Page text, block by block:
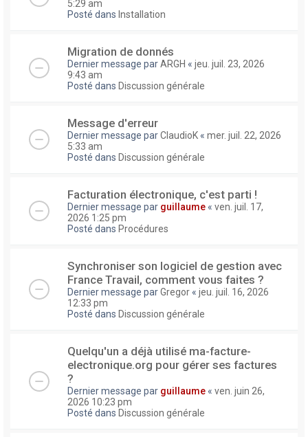
5:29 am
Posté dans Installation
Migration de donnés
Dernier message parARGH « jeu. juil. 23, 2026
9:43 am
Posté dans Discussion générale
Message d'erreur
Dernier message parClaudioK « mer. juil. 22, 2026
5:33 am
Posté dans Discussion générale
Facturation électronique, c'est parti !
Dernier message par guillaume « ven. juil. 17,
2026 1:25 pm
Posté dans Procédures
Synchroniser son logiciel de gestion avec
France Travail, comment vous faites ?
Dernier message parGregor « jeu. juil. 16, 2026
12:33 pm
Posté dans Discussion générale
Quelqu'un a déjà utilisé ma-facture-
electronique.org pour gérer ses factures
?
Dernier message par guillaume « ven. juin 26,
2026 10:23 pm
Posté dans Discussion générale